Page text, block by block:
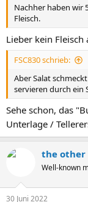
Nachher haben wir
Fleisch.
Lieber kein Fleisch
FSC830 schrieb:
Aber Salat
servieren durch ein
Sehe schon, das
Unterlage /
the other
Well-known
30 Juni 2022